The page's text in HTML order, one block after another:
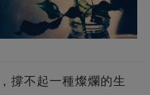
撐不起一種燦爛的生